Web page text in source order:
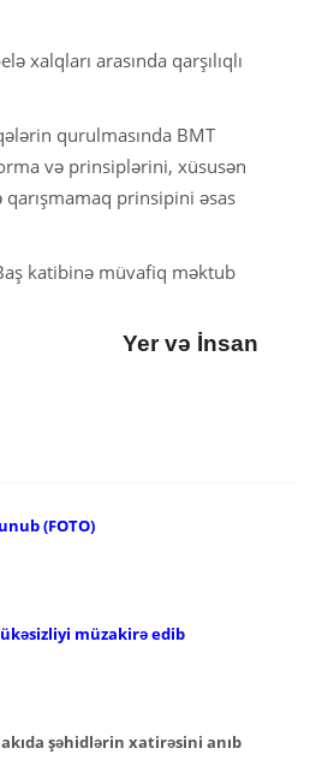
xalqları arasında qarşılıqlı
qurulmasında BMT
və prinsiplərini, xüsusən
prinsipini əsas
katibinə müvafiq məktub
Yer və İnsan
(FOTO)
müzakirə edib
şəhidlərin xatirəsini anıb